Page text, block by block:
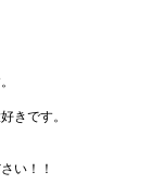
きです。
い！！